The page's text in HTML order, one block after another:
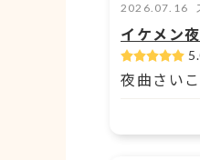
2026.07.16
イケメン
夜曲さい